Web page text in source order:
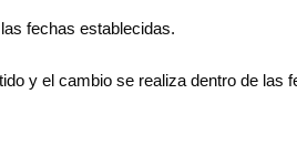
fechas establecidas.
y el cambio se realiza dentro de